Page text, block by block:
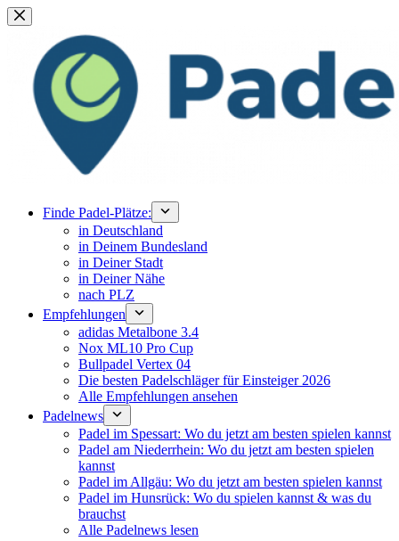
Zum
Inhalt
springen
Finde Padel-Plätze:
in Deutschland
in Deinem Bundesland
in Deiner Stadt
in Deiner Nähe
nach PLZ
Empfehlungen
adidas Metalbone 3.4
Nox ML10 Pro Cup
Bullpadel Vertex 04
Die besten Padelschläger für Einsteiger 2026
Alle Empfehlungen ansehen
Padelnews
Padel im Spessart: Wo du jetzt am besten spielen kannst
Padel am Niederrhein: Wo du jetzt am besten spielen
kannst
Padel im Allgäu: Wo du jetzt am besten spielen kannst
Padel im Hunsrück: Wo du spielen kannst & was du
brauchst
Alle Padelnews lesen